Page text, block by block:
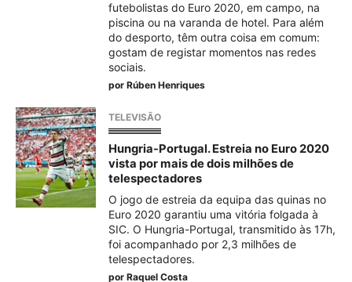
futebolistas do Euro 2020, em campo, na
piscina ou na varanda de hotel. Para além
do desporto, têm outra coisa em comum:
gostam de registar momentos nas redes
sociais.
por Rúben Henriques
TELEVISÃO
Hungria-Portugal. Estreia no Euro 2020
vista por mais de dois milhões de
telespectadores
O jogo de estreia da equipa das quinas no
Euro 2020 garantiu uma vitória folgada à
SIC. O Hungria-Portugal, transmitido às 17h,
foi acompanhado por 2,3 milhões de
telespectadores.
por Raquel Costa